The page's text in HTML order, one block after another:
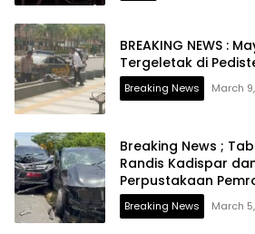
BREAKING NEWS :
Tergeletak di
Breaking News March
Breaking News ;
Randis Kadispar
Perpustakaan
Breaking News March